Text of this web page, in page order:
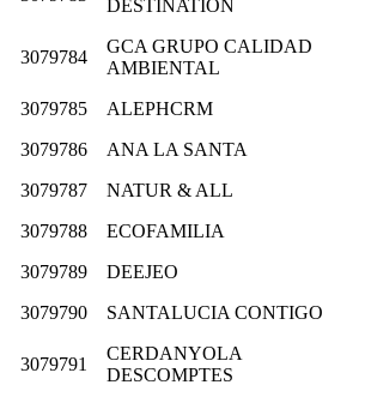
DESTINATION
3079784
GCA GRUPO CALIDAD
AMBIENTAL
3079785 ALEPHCRM
3079786
ANA LA SANTA
3079787
NATUR & ALL
3079788
ECOFAMILIA
3079789
DEEJEO
3079790
SANTALUCIA CONTIGO
3079791
CERDANYOLA
DESCOMPTES